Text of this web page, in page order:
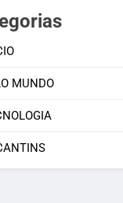
MUNDO